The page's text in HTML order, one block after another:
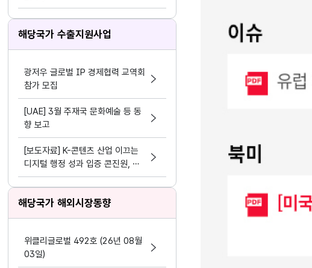
해당국가 수출지원사업
광저우 글로벌 IP 경제협력 교역회
참가 모집
[UAE] 3월 주재국 문화예술 등 동
향 보고
[보도자료] K-콘텐츠 산업 이끄는
디지털 행정 성과 입증 콘진원, 정
보화⋅데이터 분야 평가 3관왕 달성
해당국가 해외시장동향
위클리글로벌 492호 (26년 08월
03일)